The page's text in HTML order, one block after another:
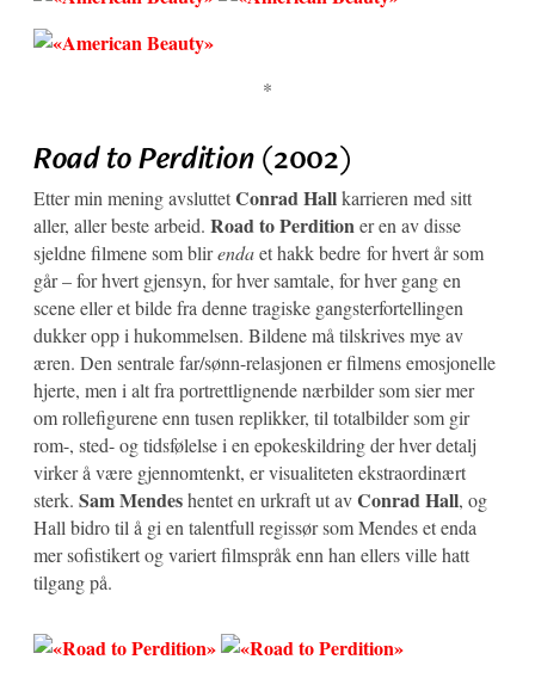
*
Road to Perdition (2002)
Etter min mening avsluttetConrad Hallkarrieren med sitt
aller, aller beste arbeid. Road to Perditioner en av disse
sjeldne filmene som blirendaet hakk bedre for hvert år som
går – for hvert gjensyn, for hver samtale, for hver gang en
scene eller et bilde fra denne tragiske gangsterfortellingen
dukker opp i hukommelsen. Bildene må tilskrives mye av
æren. Den sentrale far/sønn-relasjonen er filmens emosjonelle
hjerte, men i alt fra portrettlignende nærbilder som sier mer
om rollefigurene enn tusen replikker, til totalbilder som gir
rom-, sted- og tidsfølelse i en epokeskildring der hver detalj
virker å være gjennomtenkt, er visualiteten ekstraordinært
sterk. Sam Mendeshentet en urkraft ut avConrad Hall, og
Hall bidro til å gi en talentfull regissør som Mendes et enda
mer sofistikert og variert filmspråk enn han ellers ville hatt
tilgang på.